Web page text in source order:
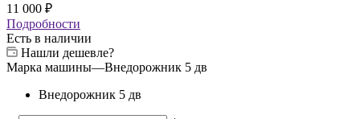
11 000 ₽
Подробности
Есть в наличии
Нашли дешевле?
Марка машины—Внедорожник 5 дв
Внедорожник 5 дв